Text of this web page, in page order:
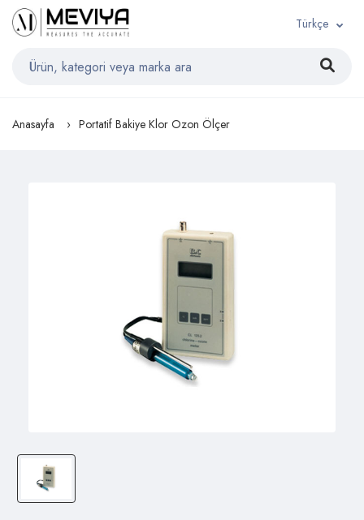
Türkçe
Anasayfa Portatif Bakiye Klor Ozon Ölçer